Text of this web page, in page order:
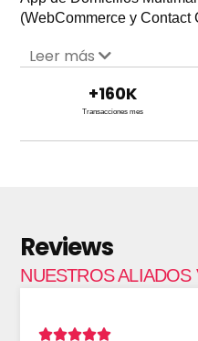
(WebCommerce y Contact
Leer más
+160K
Transacciones mes
Reviews
NUESTROS